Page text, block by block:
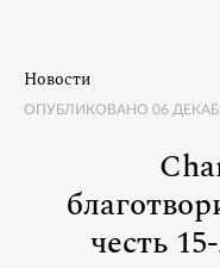
Новости
ОПУБЛИКОВАНО 06
честь